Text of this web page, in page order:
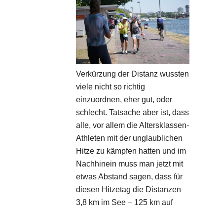
Verkürzung der Distanz wussten
viele nicht so richtig
einzuordnen, eher gut, oder
schlecht. Tatsache aber ist, dass
alle, vor allem die Altersklassen-
Athleten mit der unglaublichen
Hitze zu kämpfen hatten und im
Nachhinein muss man jetzt mit
etwas Abstand sagen, dass für
diesen Hitzetag die Distanzen
3,8 km im See – 125 km auf